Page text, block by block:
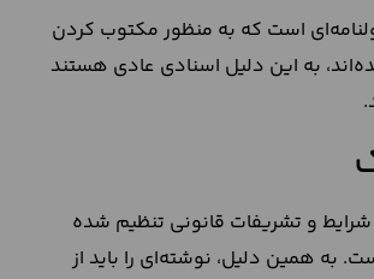
است که به منظور مکتوب کردن
به این دلیل اسنادی عادی هستند
و تشریفات قانونی تنظیم شده
به همین دلیل، نوشته‌ای را باید از